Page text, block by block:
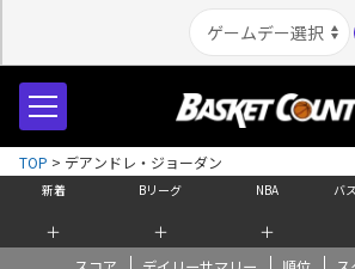
新着
＋
Bリーグ
＋
NBA
＋
バ
TOP > デアンドレ・ジョーダン